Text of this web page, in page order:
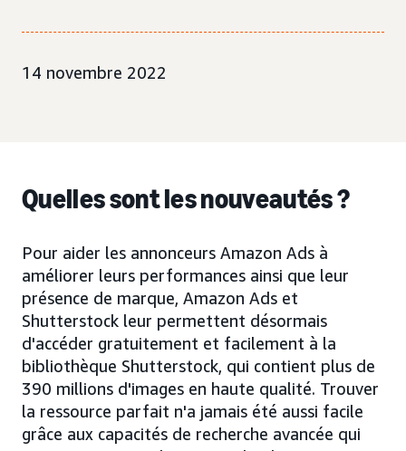
14 novembre 2022
Quelles sont les nouveautés ?
Pour aider les annonceurs Amazon Ads à
améliorer leurs performances ainsi que leur
présence de marque, Amazon Ads et
Shutterstock leur permettent désormais
d'accéder gratuitement et facilement à la
bibliothèque Shutterstock, qui contient plus de
390 millions d'images en haute qualité. Trouver
la ressource parfait n'a jamais été aussi facile
grâce aux capacités de recherche avancée qui